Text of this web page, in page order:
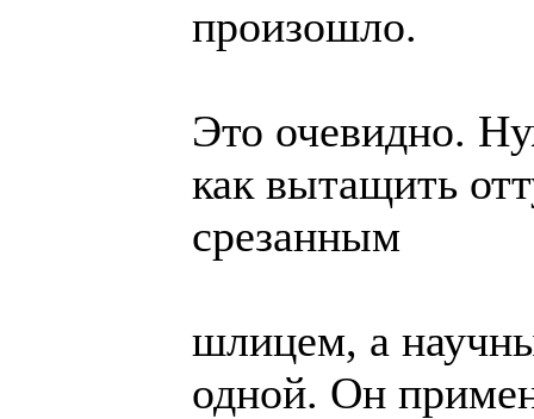
произошло.
Это очевидно.
как вытащить
срезанным
шлицем, а
одной. Он